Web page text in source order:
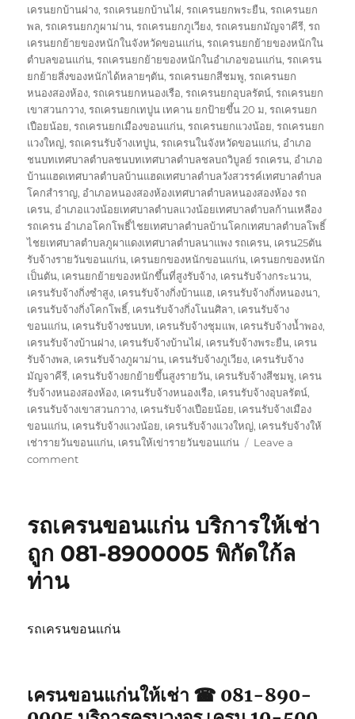
เครนยกบ้านฝาง,รถเครนยกบ้านไผ่,รถเครนยกพระยืน,รถเครนยก
พล,รถเครนยกภูผาม่าน,รถเครนยกภูเวียง,รถเครนยกมัญจาคีรี,รถ
เครนยกย้ายของหนักในจังหวัดขอนแก่น,รถเครนยกย้ายของหนักใน
ตำบลขอนแก่น,รถเครนยกย้ายของหนักในอำเภอขอนแก่น,รถเครน
ยกย้ายสิ่งของหนักได้หลายๆตัน,รถเครนยกสีชมพู,รถเครนยก
หนองสองห้อง,รถเครนยกหนองเรือ,รถเครนยกอุบลรัตน์,รถเครนยก
เขาสวนกวาง,รถเครนยกเทปูน เทคาน ยกป้ายขึ้น 20 ม,รถเครนยก
เปือยน้อย,รถเครนยกเมืองขอนแก่น,รถเครนยกแวงน้อย,รถเครนยก
แวงใหญ่,รถเครนรับจ้างเทปูน,รถเครนในจังหวัดขอนแก่น, อำเภอ
ชนบทเทศบาลตำบลชนบทเทศบาลตำบลชลบถวิบูลย์ รถเครน, อำเภอ
บ้านแฮดเทศบาลตำบลบ้านแฮดเทศบาลตำบลวังสวรรค์เทศบาลตำบล
โคกสำราญ, อำเภอหนองสองห้องเทศบาลตำบลหนองสองห้อง รถ
เครน, อำเภอแวงน้อยเทศบาลตำบลแวงน้อยเทศบาลตำบลก้านเหลือง
รถเครน อำเภอโคกโพธิ์ไชยเทศบาลตำบลบ้านโคกเทศบาลตำบลโพธิ์
ไชยเทศบาลตำบลภูผาแดงเทศบาลตำบลนาแพง รถเครน, เครน25ตัน
รับจ้างรายวันขอนแก่น, เครนยกของหนักขอนแก่น, เครนยกของหนัก
เป็นตัน, เครนยกย้ายของหนักขึ้นที่สูงรับจ้าง, เครนรับจ้างกระนวน,
เครนรับจ้างกิ่งซำสูง, เครนรับจ้างกิ่งบ้านแฮ, เครนรับจ้างกิ่งหนองนา,
เครนรับจ้างกิ่งโคกโพธิ์, เครนรับจ้างกิ่งโนนศิลา, เครนรับจ้าง
ขอนแก่น, เครนรับจ้างชนบท, เครนรับจ้างชุมแพ, เครนรับจ้างน้ำพอง,
เครนรับจ้างบ้านฝาง, เครนรับจ้างบ้านไผ่, เครนรับจ้างพระยืน, เครน
รับจ้างพล, เครนรับจ้างภูผาม่าน, เครนรับจ้างภูเวียง, เครนรับจ้าง
มัญจาคีรี, เครนรับจ้างยกย้ายขึ้นสูงรายวัน, เครนรับจ้างสีชมพู, เครน
รับจ้างหนองสองห้อง, เครนรับจ้างหนองเรือ, เครนรับจ้างอุบลรัตน์,
เครนรับจ้างเขาสวนกวาง, เครนรับจ้างเปือยน้อย, เครนรับจ้างเมือง
ขอนแก่น, เครนรับจ้างแวงน้อย, เครนรับจ้างแวงใหญ่, เครนรับจ้างให้
เช่ารายวันขอนแก่น, เครนให้เข่ารายวันขอนแก่น
Leave a
commenton
เช่า
รถ
ฉัน
รถเครนขอนแก่น บริการให้เช่า
ถูก 081-8900005 พิกัดใก้ล
ท่าน
รถเครนขอนแก่น
เครนขอนแก่นให้เช่า ☎ 081-890-